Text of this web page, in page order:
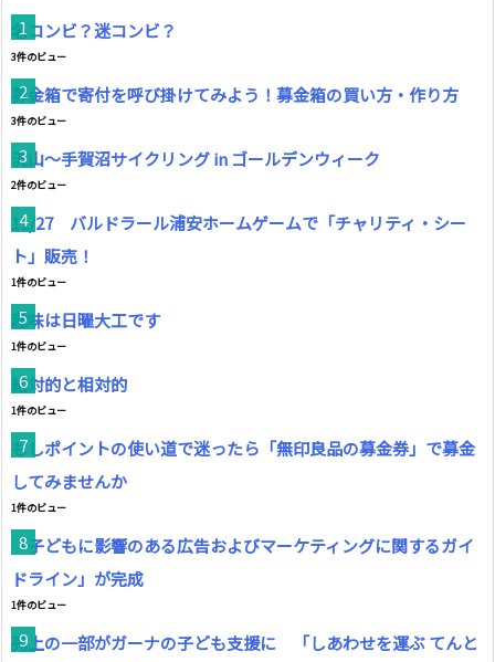
名コンビ？迷コンビ？
3件のビュー
募金箱で寄付を呼び掛けてみよう！募金箱の買い方・作り方
3件のビュー
流山～手賀沼サイクリング in ゴールデンウィーク
2件のビュー
11/27 バルドラール浦安ホームゲームで「チャリティ・シー
ト」販売！
1件のビュー
趣味は日曜大工です
1件のビュー
絶対的と相対的
1件のビュー
もしポイントの使い道で迷ったら「無印良品の募金券」で募金
してみませんか
1件のビュー
「子どもに影響のある広告およびマーケティングに関するガイ
ドライン」が完成
1件のビュー
売上の一部がガーナの子ども支援に 「しあわせを運ぶ てんと